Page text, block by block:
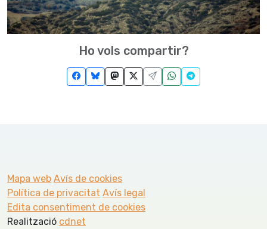
Ho vols compartir?
Mapa web Avís de cookies
Política de privacitat Avís legal
Edita consentiment de cookies
Realització cdnet